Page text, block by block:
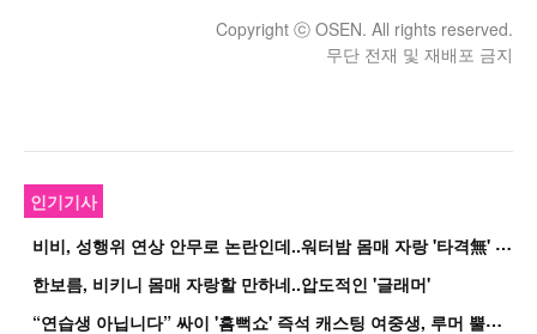
Copyright ⓒ OSEN. All rights reserved.
무단 전재 및 재배포 금지
인기기사
비
비, 성행위 연상 안무로 논란인데..워터밤 몸매 자랑 '타격無' 근황
한보름, 비키니 몸매 자랑할 만하네..압도적인 '글래머'
“
연습생 아닙니다” 싸이 '흠뻑쇼' 즉석 캐스팅 여중생, 루머 뿔났다[Oh!쎈 이...